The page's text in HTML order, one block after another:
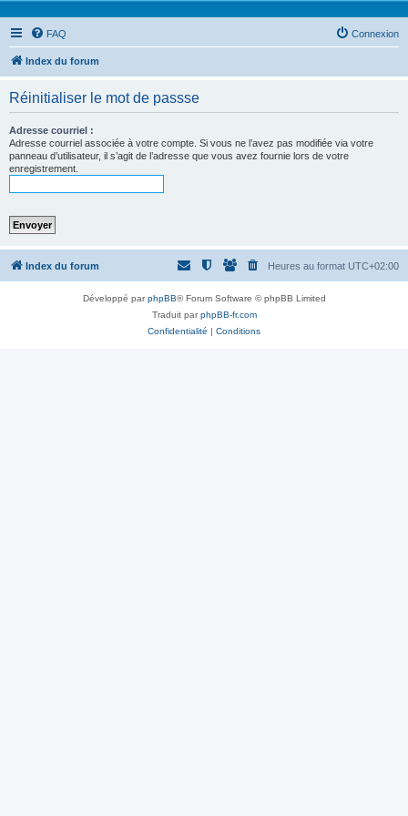
FAQ Connexion
Index du forum
Réinitialiser le mot de passse
Adresse courriel :
Adresse courriel associée à votre compte. Si vous ne l’avez pas modifiée via votre
panneau d’utilisateur, il s’agit de l’adresse que vous avez fournie lors de votre
enregistrement.
Index du forum Heures au format UTC+02:00
Développé parphpBB® Forum Software © phpBB Limited
Traduit parphpBB-fr.com
Confidentialité | Conditions